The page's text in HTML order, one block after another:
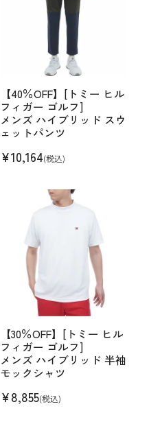
【40％OFF】[トミー ヒル
フィガー ゴルフ]
メンズ ハイブリッド スウ
ェットパンツ
¥10,164(税込)
【30％OFF】[トミー ヒル
フィガー ゴルフ]
メンズ ハイブリッド 半袖
モックシャツ
¥8,855(税込)